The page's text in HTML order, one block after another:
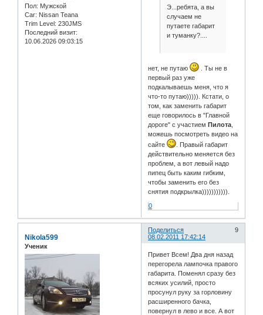
Пол: Мужской
Car: Nissan Teana
Trim Level: 230JMS
Последний визит:
10.06.2026 09:03:15
Э...ребята, а вы
случаем не
путаете габарит
и туманку?....
нет, не путаю
. Ты не в
первый раз уже
подкалываешь меня, что я
что-то путаю))))). Кстати, о
том, как заменить габарит
еще говорилось в "Главной
дороге" с участием Пилота,
можешь посмотреть видео на
сайте
. Правый габарит
действительно меняется без
проблем, а вот левый надо
пипец быть каким гибким,
чтобы заменить его без
снятия подкрылка))))))))))).
0
Поделиться
9
08.02.2011 17:42:14
Nikola599
Ученик
Привет Всем! Два дня назад
перегорела лампочка правого
габарита. Поменял сразу без
всяких усилий, просто
просунул руку за горловину
расширенного бачка,
повернул в лево и все. А вот